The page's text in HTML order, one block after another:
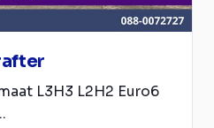
L3H3 L2H2 Euro6